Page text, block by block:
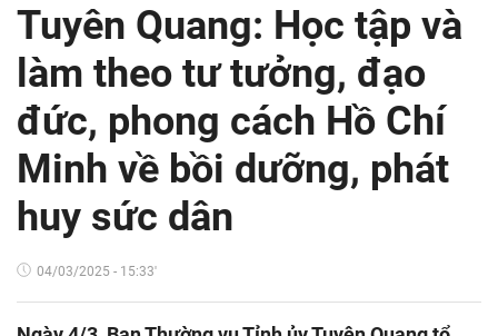
Tuyên Quang: Học tập và
làm theo tư tưởng, đạo
đức, phong cách Hồ Chí
Minh về bồi dưỡng, phát
huy sức dân
04/03/2025 - 15:33'